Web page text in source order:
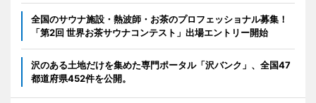
全国のサウナ施設・熱波師・お茶のプロフェッショナル募集！
「第2回 世界お茶サウナコンテスト」出場エントリー開始
沢のある土地だけを集めた専門ポータル「沢バンク」、全国47
都道府県452件を公開。